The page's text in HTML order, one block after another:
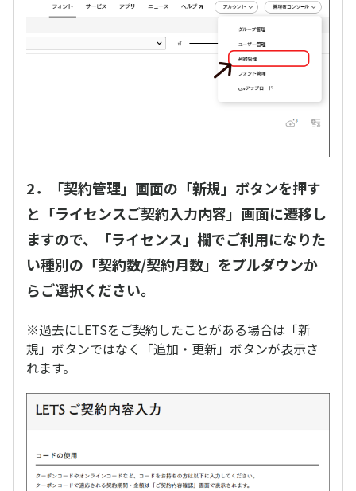
2．「契約管理」画面の「新規」ボタンを押す
と「ライセンスご契約入力内容」画面に遷移し
ますので、「ライセンス」欄でご利用になりた
い種別の「契約数/契約月数」をプルダウンか
らご選択ください。
※過去にLETSをご契約したことがある場合は「新
規」ボタンではなく「追加・更新」ボタンが表示さ
れます。